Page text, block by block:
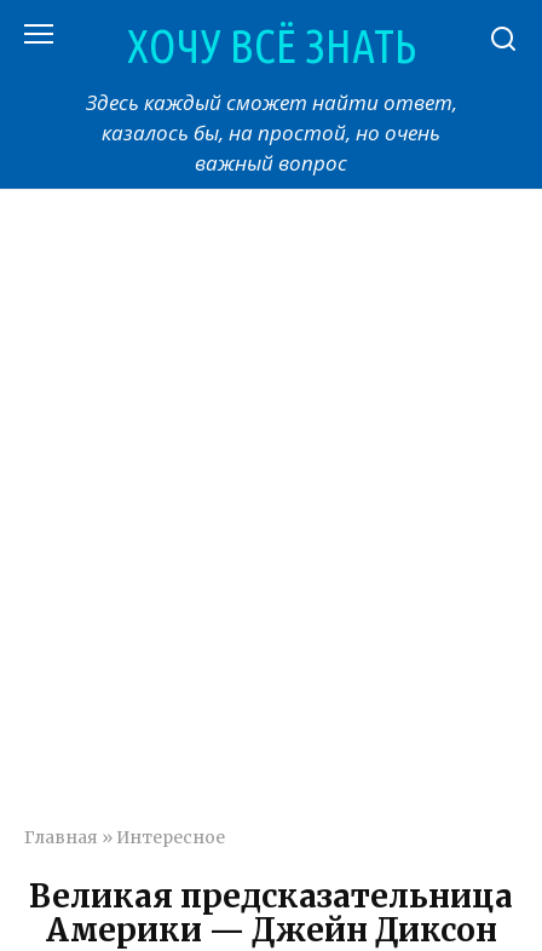
ХОЧУ ВСЁ ЗНАТЬ
Здесь каждый сможет найти ответ,
казалось бы, на простой, но очень
важный вопрос
Главная » Интересное
Великая предсказательница
Америки — Джейн Диксон